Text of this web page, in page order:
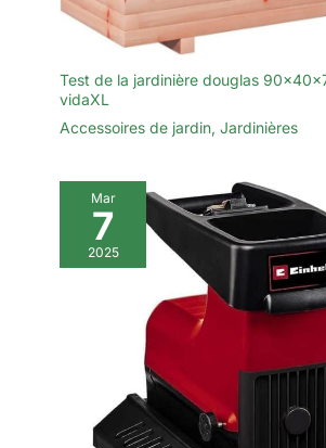
Test de la jardinière douglas
vidaXL
Accessoires de jardin, Jardinières
Mar
7
2025